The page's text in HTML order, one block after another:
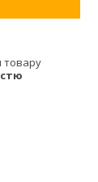
товару